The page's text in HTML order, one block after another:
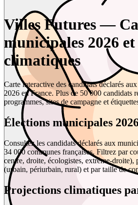
Villes Futures —
municipales 2026
climatiques
Carte interactive des candidats déclarés
2026 en France. Plus de 50 000 candidats
programmes, sites de campagne et
Élections municipales
Consultez les candidats déclarés aux
34 000 communes françaises. Filtrez par
centre, droite, écologistes, extrême-
(urbain, périurbain, rural) et par taille de
Projections climatiques